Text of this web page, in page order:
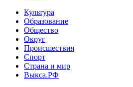
Культура
Образование
Общество
Округ
Происшествия
Спорт
Страна и мир
Выкса.РФ